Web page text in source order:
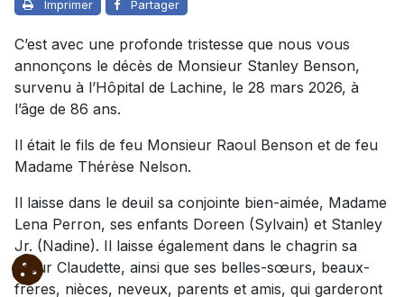
Imprimer Partager
C’est avec une profonde tristesse que nous vous
annonçons le décès de Monsieur Stanley Benson,
survenu à l’Hôpital de Lachine, le 28 mars 2026, à
l’âge de 86 ans.
Il était le fils de feu Monsieur Raoul Benson et de feu
Madame Thérèse Nelson.
Il laisse dans le deuil sa conjointe bien-aimée, Madame
Lena Perron, ses enfants Doreen (Sylvain) et Stanley
Jr. (Nadine). Il laisse également dans le chagrin sa
sœur Claudette, ainsi que ses belles-sœurs, beaux-
frères, nièces, neveux, parents et amis, qui garderont